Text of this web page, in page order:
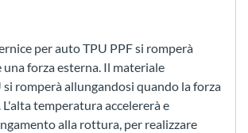
per auto TPU PPF si romperà
una forza esterna. Il materiale
romperà allungandosi quando la forza
temperatura accelererà e
alla rottura, per realizzare